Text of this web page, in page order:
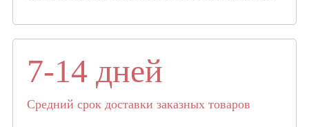
7-14 дней
Средний срок доставки заказных товаров